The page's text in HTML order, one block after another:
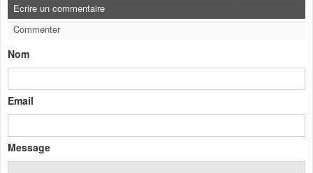
Ecrire un commentaire
Commenter
Nom
Email
Message